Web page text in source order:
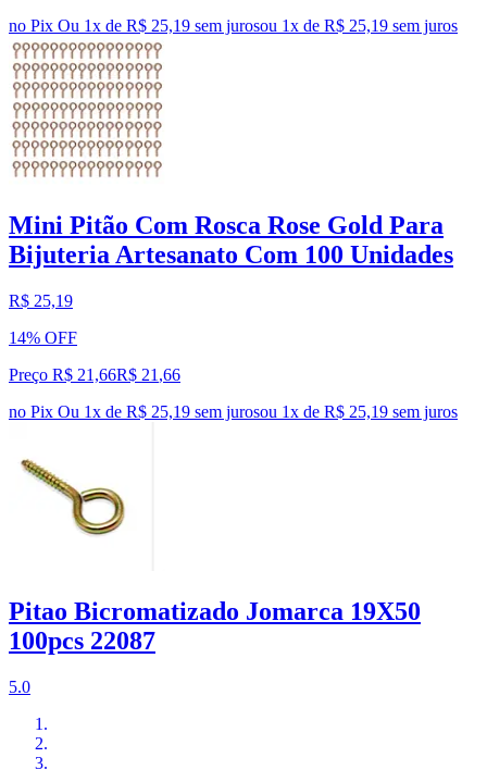
no Pix Ou 1x de R$ 25,19 sem jurosou 1x de R$ 25,19 sem juros
Mini Pitão Com Rosca Rose Gold Para
Bijuteria Artesanato Com 100 Unidades
R$ 25,19
14% OFF
Preço R$ 21,66R$ 21 ,66
no Pix Ou 1x de R$ 25,19 sem jurosou 1x de R$ 25,19 sem juros
Pitao Bicromatizado Jomarca 19X50
100pcs 22087
5.0